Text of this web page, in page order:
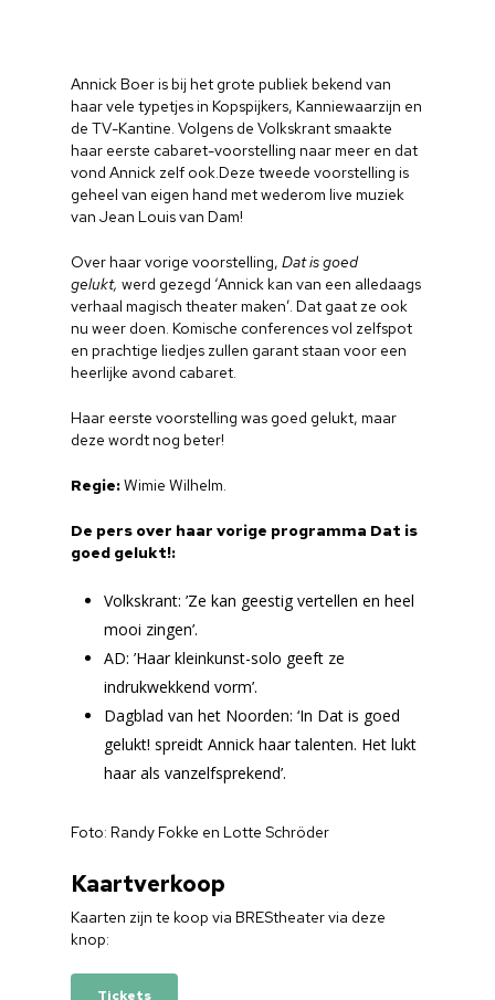
Annick Boer is bij het grote publiek bekend van
haar vele typetjes in Kopspijkers, Kanniewaarzijn en
de TV-Kantine. Volgens de Volkskrant smaakte
haar eerste cabaret-voorstelling naar meer en dat
vond Annick zelf ook.Deze tweede voorstelling is
geheel van eigen hand met wederom live muziek
van Jean Louis van Dam!
Over haar vorige voorstelling,Dat is goed
gelukt, werd gezegd ‘Annick kan van een alledaags
verhaal magisch theater maken’. Dat gaat ze ook
nu weer doen. Komische conferences vol zelfspot
en prachtige liedjes zullen garant staan voor een
heerlijke avond cabaret.
Haar eerste voorstelling was goed gelukt, maar
deze wordt nog beter!
Regie:Wimie Wilhelm.
De pers over haar vorige programma Dat is
goed gelukt!:
Volkskrant: ’Ze kan geestig vertellen en heel
mooi zingen’.
AD: ’Haar kleinkunst-solo geeft ze
indrukwekkend vorm’.
Dagblad van het Noorden: ‘In Dat is goed
gelukt! spreidt Annick haar talenten. Het lukt
haar als vanzelfsprekend’.
Foto: Randy Fokke en Lotte Schröder
Kaartverkoop
Kaarten zijn te koop via BREStheater via deze
knop:
Tickets